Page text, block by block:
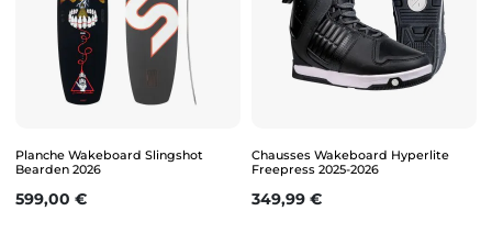
Planche Wakeboard Slingshot
Bearden 2026
Prix
599,00 €
Chausses Wakeboard Hyperlite
Freepress 2025-2026
Prix
349,99 €